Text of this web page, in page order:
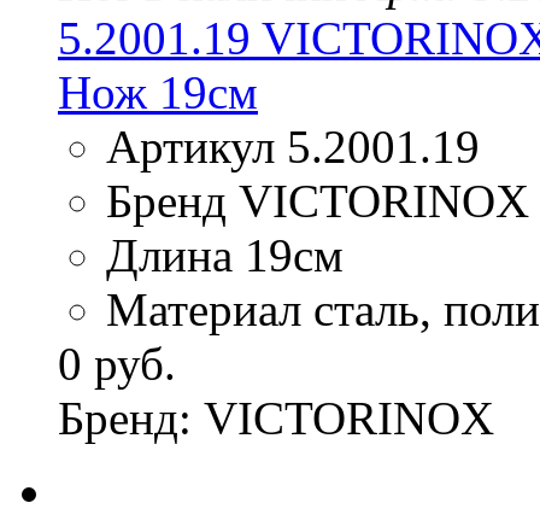
5.2001.19
Нож 19см
Артикул 5.2001.19
Бренд VICTORINOX
Длина 19см
Материал сталь,
0 руб.
Бренд: VICTORINOX